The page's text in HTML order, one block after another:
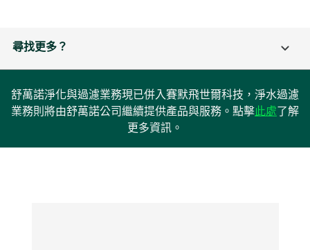
尋找更多？
舒萬諾淨化與過濾業務現已併入賽默飛世爾科技，淨水過濾
業務則將由舒萬諾公司繼續提供產品與服務。點擊此處在
了解
更多資訊。